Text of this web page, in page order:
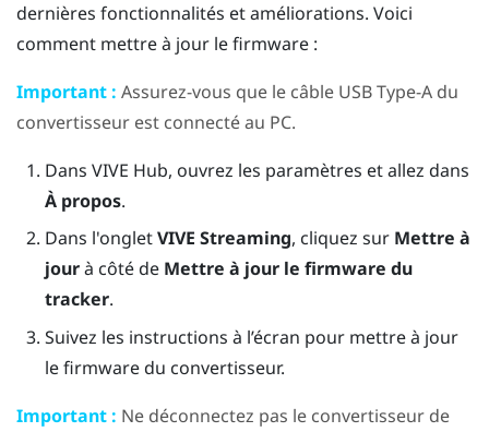
dernières fonctionnalités et améliorations. Voici
comment mettre à jour le firmware :
Important : Assurez-vous que le câble USB Type-A du
convertisseur est connecté au PC.
Dans VIVE Hub, ouvrez les paramètres et allez dans
À propos.
Dans l'ongletVIVE Streaming, cliquez sur Mettre à
jourà côté de Mettre à jour le firmware du
tracker.
Suivez les instructions à l’écran pour mettre à jour
le firmware du convertisseur.
Important : Ne déconnectez pas le convertisseur de